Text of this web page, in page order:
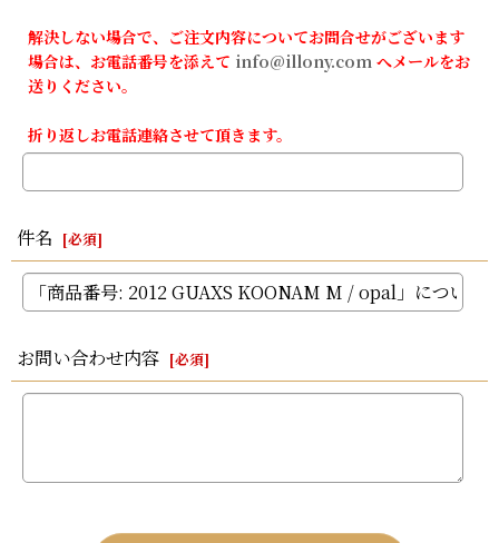
解決しない場合で、ご注文内容についてお問合せがございます
場合は、お電話番号を添えて info@illony.com へメールをお
送りください。
折り返しお電話連絡させて頂きます。
件名 [必須]
お問い合わせ内容 [必須]